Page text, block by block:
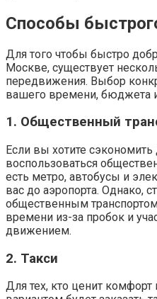
Способы
Для того чтобы быстро
Москве, существует
передвижения. Выбор
вашего времени, бюджета
1. Общественный
Если вы хотите
воспользоваться
есть метро, автобусы и
вас до аэропорта. Однако,
общественным
времени из-за пробок и
движением.
2. Такси
Для тех, кто ценит